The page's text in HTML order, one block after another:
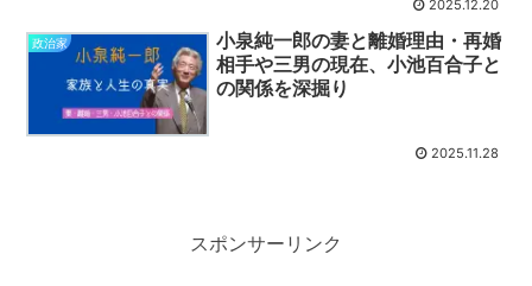
2025.12.20
政治家
小泉純一郎の妻と離婚理由・再婚
相手や三男の現在、小池百合子と
の関係を深掘り
2025.11.28
スポンサーリンク